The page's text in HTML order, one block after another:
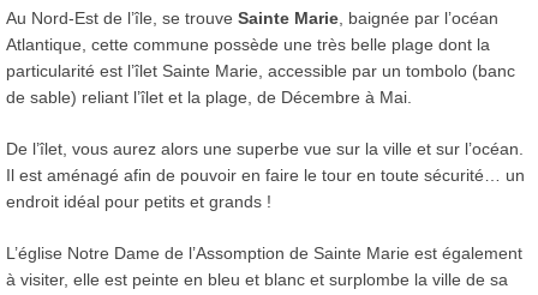
Au Nord-Est de l’île, se trouve Sainte Marie , baignée par l’océan
Atlantique, cette commune possède une très belle plage dont la
particularité est l’îlet Sainte Marie, accessible par un tombolo (banc
de sable) reliant l’îlet et la plage, de Décembre à Mai.
De l’îlet, vous aurez alors une superbe vue sur la ville et sur l’océan.
Il est aménagé afin de pouvoir en faire le tour en toute sécurité… un
endroit idéal pour petits et grands !
L’église Notre Dame de l’Assomption de Sainte Marie est également
à visiter, elle est peinte en bleu et blanc et surplombe la ville de sa